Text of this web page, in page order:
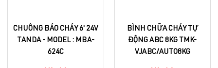
CHUÔNG BÁO CHÁY 6' 24V
TANDA - MODEL : MBA-
624C
BÌNH CHỮA CHÁY TỰ
ĐỘNG ABC 8KG TMK-
VJABC/AUTO8KG